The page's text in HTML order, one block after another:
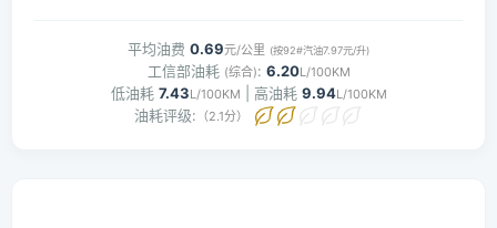
平均油费 0.69元/公里 (按92#汽油7.97元/升)
工信部油耗 (综合): 6.20L/100KM
低油耗 7.43L/100KM | 高油耗 9.94L/100KM
油耗评级: （2.1分）